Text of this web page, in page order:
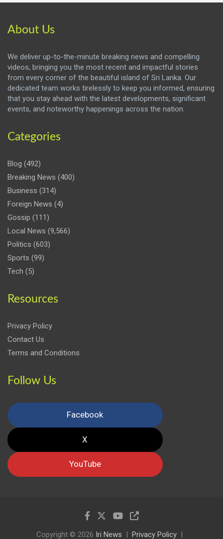
About Us
We deliver up-to-the-minute breaking news and compelling
videos, bringing you the most recent and impactful stories
from every corner of the beautiful island of Sri Lanka. Our
dedicated team works tirelessly to keep you informed, ensuring
that you stay ahead with the latest developments, significant
events, and noteworthy happenings across the nation.
Categories
Blog (492)
Breaking News (400)
Business (314)
Foreign News (4)
Gossip (111)
Local News (9,566)
Politics (603)
Sports (99)
Tech (5)
Resources
Privacy Policy
Contact Us
Terms and Conditions
Follow Us
Facebook
X
YouTube
Copyright © 2026 Iri News Privacy Policy